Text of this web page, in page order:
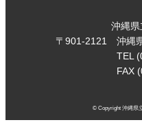
沖縄県
〒901-2121 沖縄
TEL
FAX
© Copyright 沖縄県